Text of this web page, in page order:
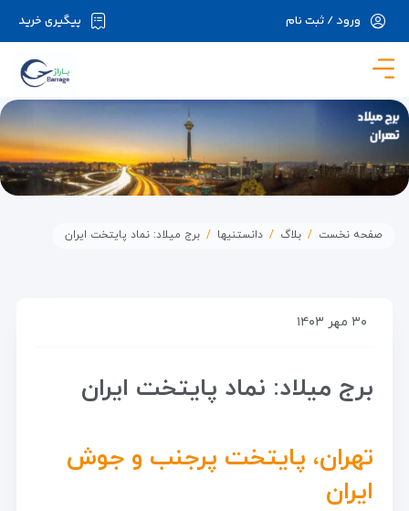
در حال حاضر ارتباط با سرور قطع می باشد لطفا
پیگیری خرید ورود / ثبت نام
صفحه نخست بلاگ دانستنیها برج میلاد: نماد پایتخت ایران
۳۰ مهر ۱۴۰۳
برج میلاد: نماد پایتخت ایران
تهران، پایتخت پرجنب و جوش
ایران